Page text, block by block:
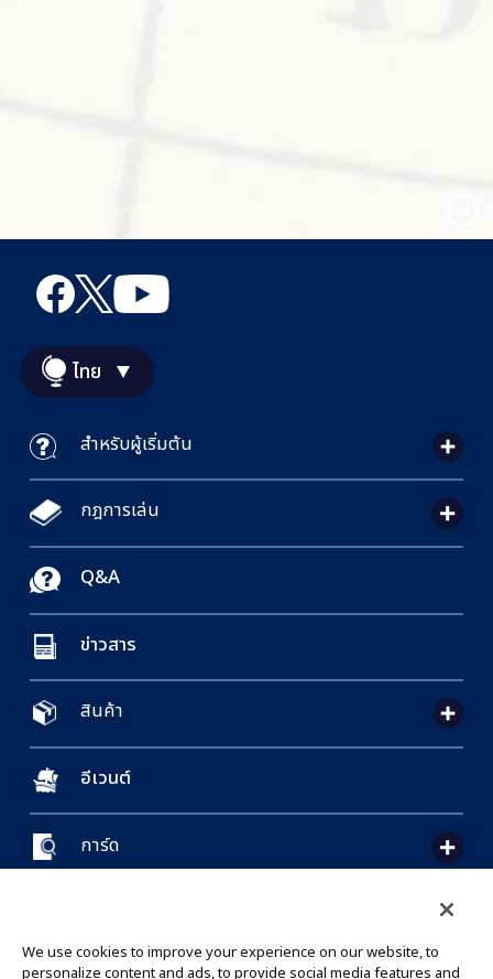
ไทย
สำหรับผู้เริ่มต้น
กฎการเล่น
Q&A
ข่าวสาร
สินค้า
อีเวนต์
การ์ด
GLOBAL ENTRANCE
We use cookies to improve your experience on our website, to
personalize content and ads, to provide social media features and